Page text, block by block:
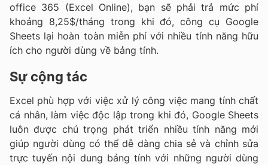
office 365 (Excel Online), bạn sẽ phải trả mức phí
khoảng 8,25$/tháng trong khi đó, công cụ Google
Sheets lại hoàn toàn miễn phí với nhiều tính năng hữu
ích cho người dùng về bảng tính.
Sự cộng tác
Excel phù hợp với việc xử lý công việc mang tính chất
cá nhân, làm việc độc lập trong khi đó, Google Sheets
luôn được chú trọng phát triển nhiều tính năng mới
giúp người dùng có thể dễ dàng chia sẻ và chỉnh sửa
trực tuyến nội dung bảng tính với những người dùng